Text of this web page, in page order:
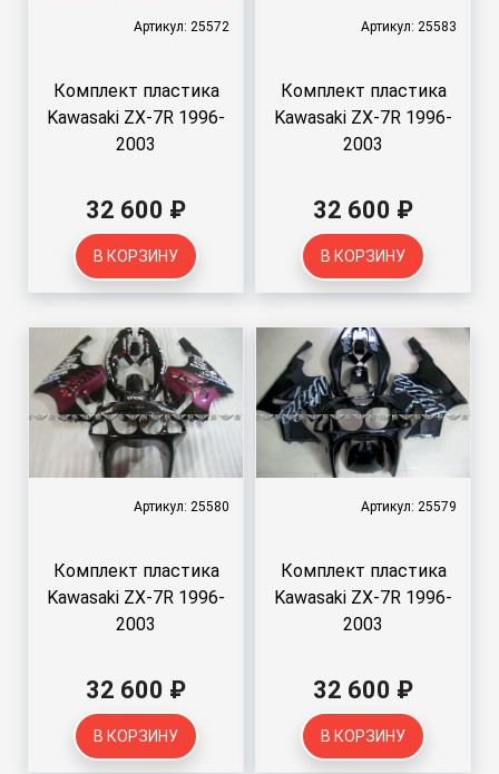
Артикул: 25572
Комплект пластика
Kawasaki ZX-7R 1996-
2003
32 600 ₽
В КОРЗИНУ
Артикул: 25583
Комплект пластика
Kawasaki ZX-7R 1996-
2003
32 600 ₽
В КОРЗИНУ
Артикул: 25580
Комплект пластика
Kawasaki ZX-7R 1996-
2003
32 600 ₽
В КОРЗИНУ
Артикул: 25579
Комплект пластика
Kawasaki ZX-7R 1996-
2003
32 600 ₽
В КОРЗИНУ